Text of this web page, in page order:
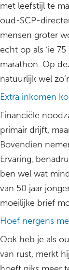
met leefstijl te
oud-SCP-
mensen groter
echt op als ‘ie
marathon. Op
natuurlijk wel
Extra inkomen
Financiële
primair drijft,
Bovendien
Ervaring,
ben wel wat
van 50 jaar
moeilijke brief
Hoef nergens
Ook heb je als
van rust, merkt